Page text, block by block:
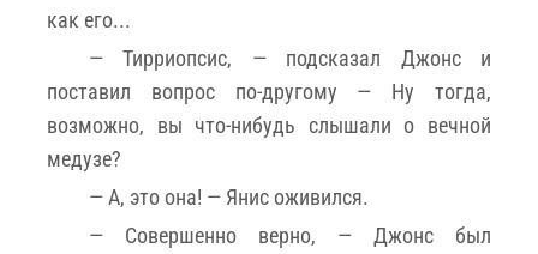
как его...
— Тирриопсис, — подсказал Джонс и
поставил вопрос по-другому — Ну тогда,
возможно, вы что-нибудь слышали о вечной
медузе?
— А, это она! — Янис оживился.
— Совершенно верно, — Джонс был